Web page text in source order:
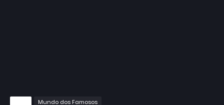
Mundo dos Famosos